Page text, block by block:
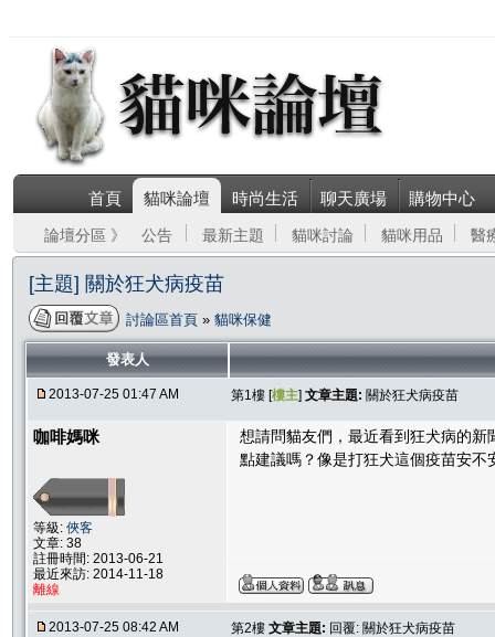
首頁 貓咪論壇 時尚生活 聊天廣場 購物中心
論壇分區 》 公告 最新主題 貓咪討論 貓咪用品 醫
[主題] 關於狂犬病疫苗
討論區首頁 » 貓咪保健
發表人
2013-07-25 01:47 AM 第1樓 [樓主] 文章主題: 關於狂犬病疫苗
咖啡媽咪
等級: 俠客
文章: 38
註冊時間: 2013-06-21
最近來訪: 2014-11-18
離線
想請問貓友們，最近看到狂犬病的
點建議嗎？像是打狂犬這個疫苗安
2013-07-25 08:42 AM 第2樓 文章主題: 回覆: 關於狂犬病疫苗